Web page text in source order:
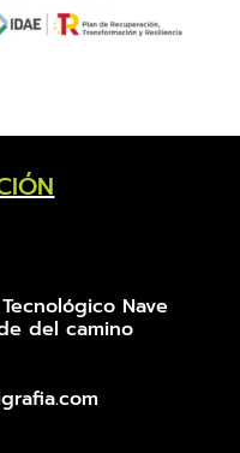
Nave
del camino